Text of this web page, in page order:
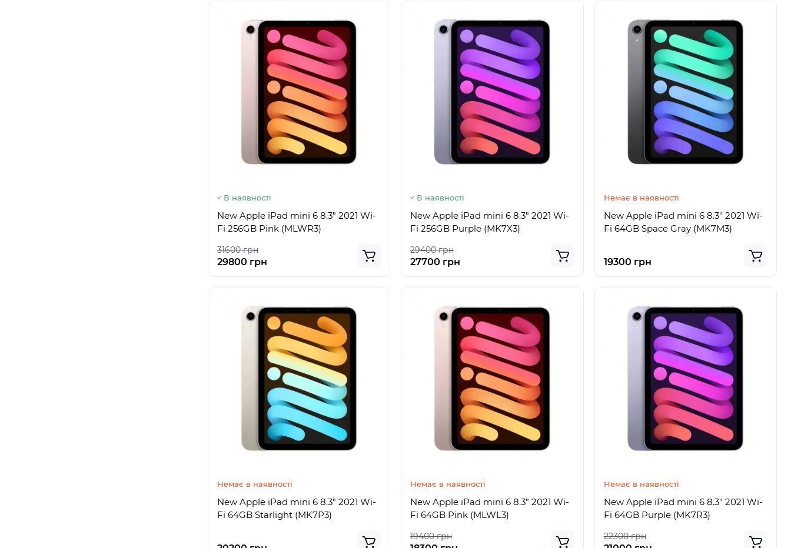
В наявності
New Apple iPad mini 6 8.3" 2021 Wi-
Fi 256GB Pink (MLWR3)
31600 грн
29800 грн
В наявності
New Apple iPad mini 6 8.3" 2021 Wi-
Fi 256GB Purple (MK7X3)
29400 грн
27700 грн
Немає в наявності
New Apple iPad mini 6 8.3" 2021 Wi-
Fi 64GB Space Gray (MK7M3)
19300 грн
Немає в наявності
New Apple iPad mini 6 8.3" 2021 Wi-
Fi 64GB Starlight (MK7P3)
Немає в наявності
New Apple iPad mini 6 8.3" 2021 Wi-
Fi 64GB Pink (MLWL3)
19400 грн
Немає в наявності
New Apple iPad mini 6 8.3" 2021 Wi-
Fi 64GB Purple (MK7R3)
22300 грн